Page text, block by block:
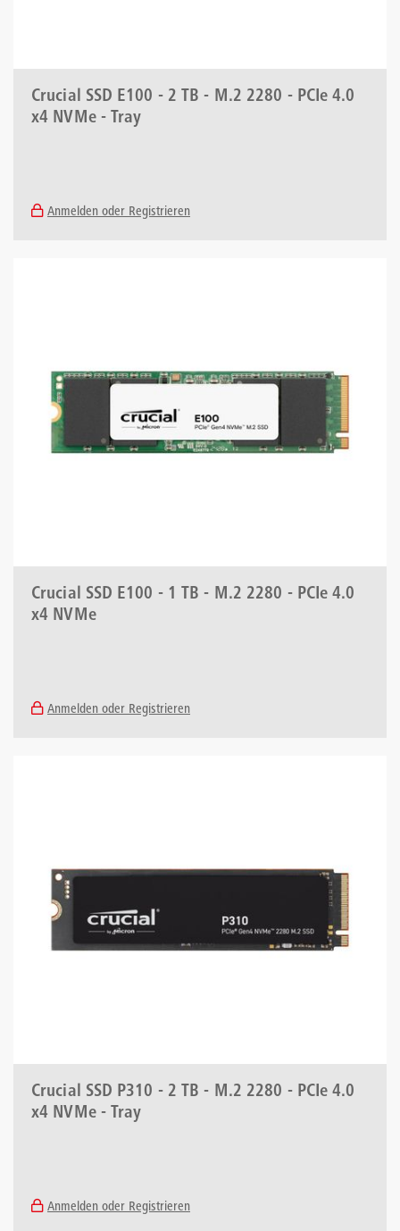
Crucial SSD E100 - 2 TB - M.2 2280 - PCIe 4.0
x4 NVMe - Tray
Anmelden oder Registrieren
Crucial SSD E100 - 1 TB - M.2 2280 - PCIe 4.0
x4 NVMe
Anmelden oder Registrieren
Crucial SSD P310 - 2 TB - M.2 2280 - PCIe 4.0
x4 NVMe - Tray
Anmelden oder Registrieren